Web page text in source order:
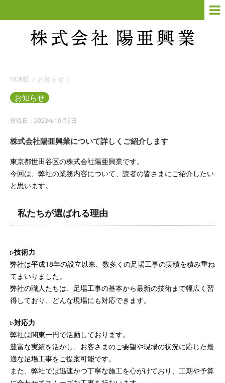
HOME > お知らせ >
お知らせ
投稿日：2023年10月6日
株式会社陽亜興業について詳しくご紹介します
東京都世田谷区の株式会社陽亜興業です。
今回は、弊社の業務内容について、読者の皆さまにご紹介したい
と思います。
私たちが選ばれる理由
▷技術力
弊社は平成18年の設立以来、数多くの足場工事の実績を積み重ね
てまいりました。
弊社の職人たちは、足場工事の基本から最新の技術まで幅広く習
得しており、どんな現場にも対応できます。
▷対応力
弊社は関東一円で活動しております。
豊富な実績を活かし、お客さまのご要望や現場の状況に応じた最
適な足場工事をご提案可能です。
また、弊社では迅速かつ丁寧な施工を心がけており、工期や予算